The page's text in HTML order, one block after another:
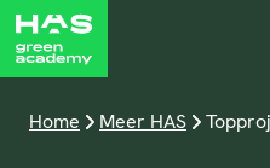
Home Meer HAS